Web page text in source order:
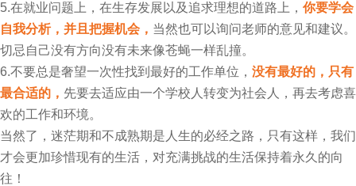
5.在就业问题上，在生存发展以及追求理想的道路上， 你要学会
自我分析，并且把握机会， 当然也可以询问老师的意见和建议。
切忌自己没有方向没有未来像苍蝇一样乱撞。
6.不要总是奢望一次性找到最好的工作单位， 没有最好的，只有
最合适的， 先要去适应由一个学校人转变为社会人，再去考虑喜
欢的工作和环境。
当然了，迷茫期和不成熟期是人生的必经之路，只有这样，我们
才会更加珍惜现有的生活，对充满挑战的生活保持着永久的向
往！